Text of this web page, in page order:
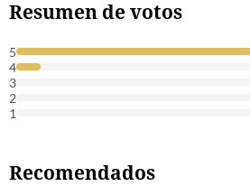
Resumen de votos
5
4
3
2
1
Recomendados